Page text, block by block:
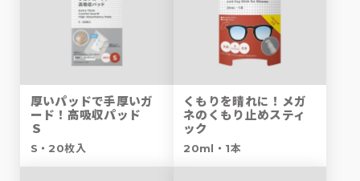
厚いパッドで手厚いガ
ード！高吸収パッド
Ｓ
S・20枚入
くもりを晴れに！メガ
ネのくもり止めスティ
ック
20ml・1本